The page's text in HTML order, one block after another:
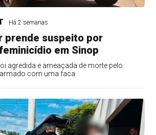
Há 2 semanas
prende suspeito por
em Sinop
agredida e ameaçada de morte pelo
com uma faca